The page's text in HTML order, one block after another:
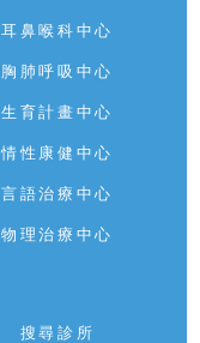
耳鼻喉科中心
胸肺呼吸中心
生育計畫中心
情性康健中心
言語治療中心
物理治療中心
搜尋診所